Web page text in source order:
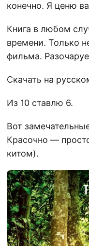
конечно. Я ценю
Книга в любом
времени. Только
фильма.
Скачать на
Из 10 ставлю 6.
Вот
Красочно —
китом).